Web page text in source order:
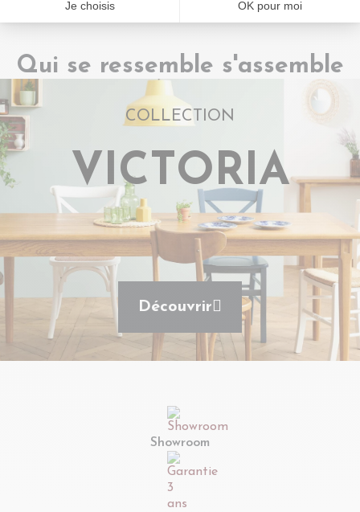
Qui se ressemble s'assemble
COLLECTION
VICTORIA
Découvrir
Showroom